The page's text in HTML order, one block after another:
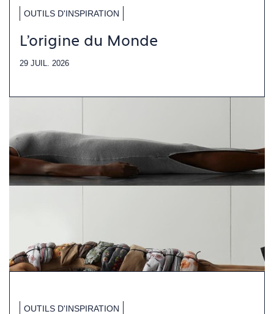
OUTILS D'INSPIRATION
L'origine du Monde
29 JUIL. 2026
OUTILS D'INSPIRATION